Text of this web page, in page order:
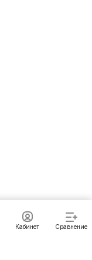
Кабинет Сравнение